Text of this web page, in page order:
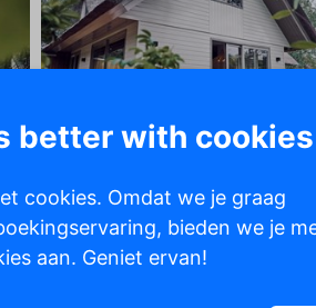
better with
cookies. Omdat we je graag
bieden we je
aan. Geniet ervan!